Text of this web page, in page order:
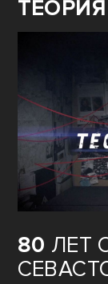
ТЕОРИЯ
80 ЛЕТ